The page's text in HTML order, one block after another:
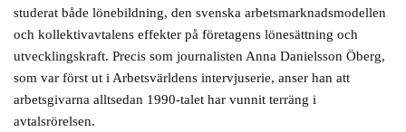
studerat både lönebildning, den svenska arbetsmarknadsmodellen
och kollektivavtalens effekter på företagens lönesättning och
utvecklingskraft. Precis som journalisten Anna Danielsson Öberg,
som var först ut i Arbetsvärldens intervjuserie, anser han att
arbetsgivarna alltsedan 1990-talet har vunnit terräng i
avtalsrörelsen.